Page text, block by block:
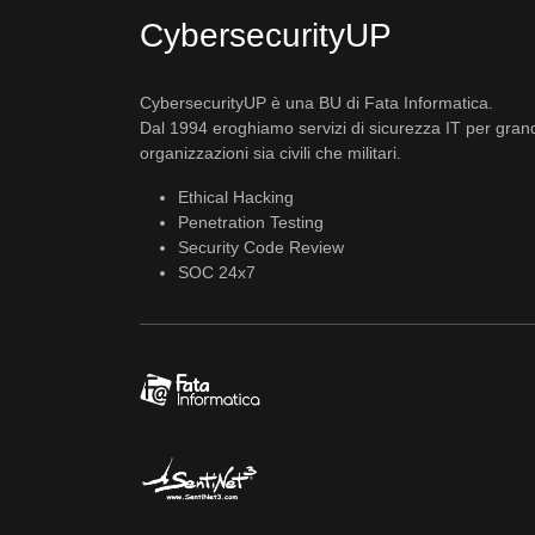
CybersecurityUP
CybersecurityUP è una BU di Fata Informatica.
Dal 1994 eroghiamo servizi di sicurezza IT per
organizzazioni sia civili che militari.
Ethical Hacking
Penetration Testing
Security Code Review
SOC 24x7